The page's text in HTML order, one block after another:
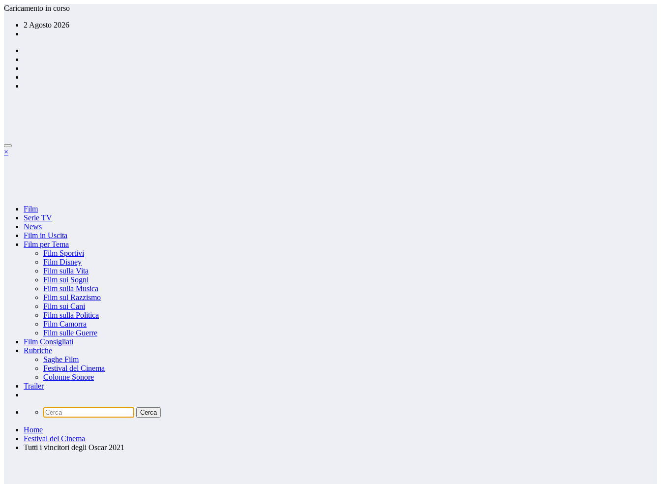
Vai
contenuto
Caricamento in corso
2 Agosto 2026
×
Film
Serie TV
News
Film in Uscita
Film per Tema
Film Sportivi
Film Disney
Film sulla Vita
Film sui Sogni
Film sulla Musica
Film sul Razzismo
Film sui Cani
Film sulla Politica
Film Camorra
Film sulle Guerre
Film Consigliati
Rubriche
Saghe Film
Festival del Cinema
Colonne Sonore
Trailer
Home
Festival del Cinema
Tutti i vincitori degli Oscar 2021